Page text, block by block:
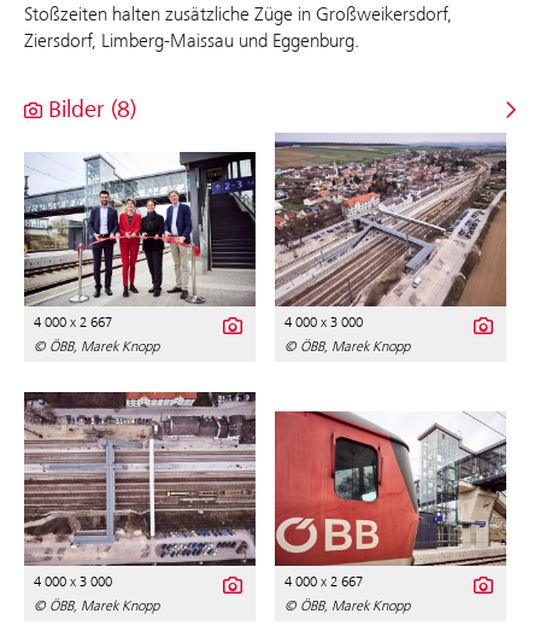
Stoßzeiten halten zusätzliche Züge in Großweikersdorf,
Ziersdorf, Limberg-Maissau und Eggenburg.
Bilder (8)
4 000 x 2 667
© ÖBB, Marek Knopp
4 000 x 3 000
© ÖBB, Marek Knopp
4 000 x 3 000
© ÖBB, Marek Knopp
4 000 x 2 667
© ÖBB, Marek Knopp